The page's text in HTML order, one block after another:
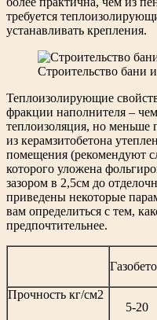
требуется
устанавливать крепления.
Строительство бани
Теплоизолирующие
фракции наполнителя –
теплоизоляция, но меньше
из керамзитобетона
помещения (рекомендуют
которого уложена
зазором в 2,5см до
приведены некоторые
вам определиться с тем,
предпочтительнее.
Прочность кг/см2
5-20